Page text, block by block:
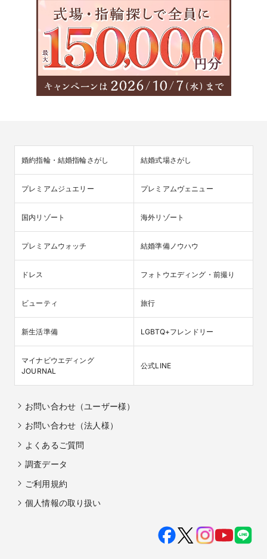
婚約指輪・結婚指輪さがし 結婚式場さがし
プレミアムジュエリー プレミアムヴェニュー
国内リゾート 海外リゾート
プレミアムウォッチ 結婚準備ノウハウ
ドレス フォトウエディング・前撮り
ビューティ 旅行
新生活準備 LGBTQ+フレンドリー
マイナビウエディング
JOURNAL
公式LINE
お問い合わせ（ユーザー様）
お問い合わせ（法人様）
よくあるご質問
調査データ
ご利用規約
個人情報の取り扱い